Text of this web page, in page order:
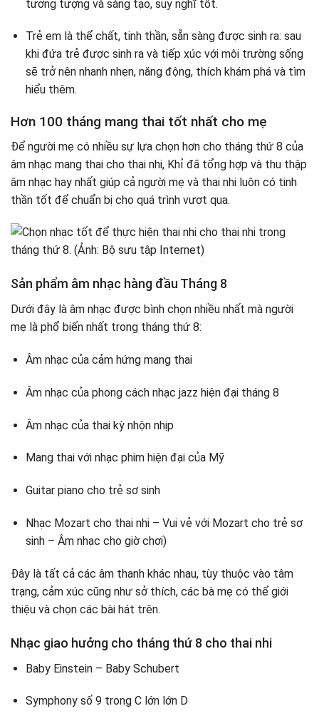
tưởng tượng và sáng tạo, suy nghĩ tốt.
Trẻ em là thể chất, tinh thần, sẵn sàng được sinh ra: sau
khi đứa trẻ được sinh ra và tiếp xúc với môi trường sống
sẽ trở nên nhanh nhẹn, năng động, thích khám phá và tìm
hiểu thêm.
Hơn 100 tháng mang thai tốt nhất cho mẹ
Để người mẹ có nhiều sự lựa chọn hơn cho tháng thứ 8 của
âm nhạc mang thai cho thai nhi, Khỉ đã tổng hợp và thu thập
âm nhạc hay nhất giúp cả người mẹ và thai nhi luôn có tinh
thần tốt để chuẩn bị cho quá trình vượt qua.
Sản phẩm âm nhạc hàng đầu Tháng 8
Dưới đây là âm nhạc được bình chọn nhiều nhất mà người
mẹ là phổ biến nhất trong tháng thứ 8:
Âm nhạc của cảm hứng mang thai
Âm nhạc của phong cách nhạc jazz hiện đại tháng 8
Âm nhạc của thai kỳ nhộn nhịp
Mang thai với nhạc phim hiện đại của Mỹ
Guitar piano cho trẻ sơ sinh
Nhạc Mozart cho thai nhi – Vui vẻ với Mozart cho trẻ sơ
sinh – Âm nhạc cho giờ chơi)
Đây là tất cả các âm thanh khác nhau, tùy thuộc vào tâm
trạng, cảm xúc cũng như sở thích, các bà mẹ có thể giới
thiệu và chọn các bài hát trên.
Nhạc giao hưởng cho tháng thứ 8 cho thai nhi
Baby Einstein – Baby Schubert
Symphony số 9 trong C lớn lớn D